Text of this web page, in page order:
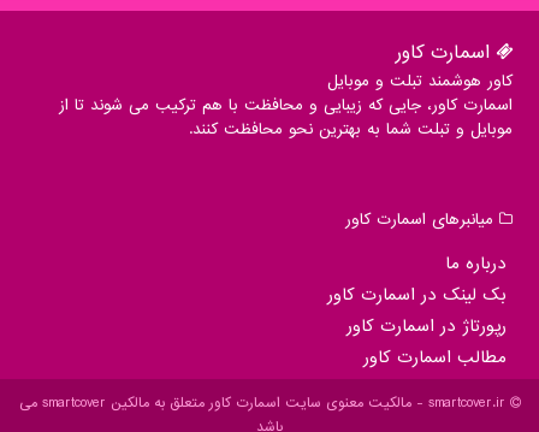
اسمارت كاور
کاور هوشمند تبلت و موبایل
اسمارت کاور، جایی که زیبایی و محافظت با هم ترکیب می شوند تا از
موبایل و تبلت شما به بهترین نحو محافظت کنند.
میانبرهای اسمارت كاور
درباره ما
بک لینک در اسمارت كاور
رپورتاژ در اسمارت كاور
مطالب اسمارت كاور
smartcover.ir - مالکیت معنوی سایت اسمارت كاور متعلق به مالکین smartcover می
باشد